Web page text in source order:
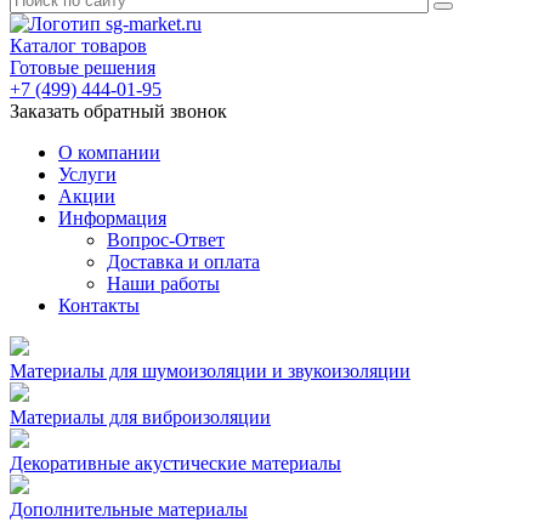
Каталог товаров
Готовые решения
+7 (499) 444-01-95
Заказать обратный звонок
О компании
Услуги
Акции
Информация
Вопрос-Ответ
Доставка и оплата
Наши работы
Контакты
Материалы для шумоизоляции и звукоизоляции
Материалы для виброизоляции
Декоративные акустические материалы
Дополнительные материалы